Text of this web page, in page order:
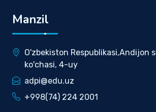
Manzil
O'zbekiston Respublikasi,Andijon
ko'chasi, 4-uy
adpi@edu.uz
+998(74) 224 2001